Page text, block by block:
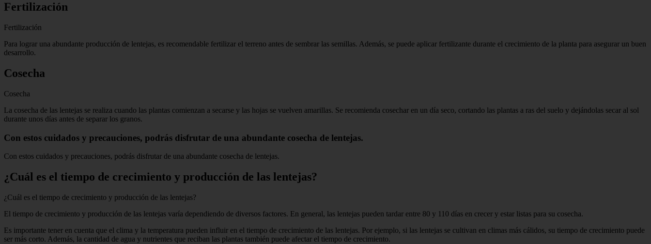
Fertilización
Fertilización
Para lograr una abundante producción de lentejas, es recomendable fertilizar el terreno antes de sembrar las semillas. Además, se puede aplicar fertilizante durante el crecimiento de la planta para asegurar un buen
desarrollo.
Cosecha
Cosecha
La cosecha de las lentejas se realiza cuando las plantas comienzan a secarse y las hojas se vuelven amarillas. Se recomienda cosechar en un día seco, cortando las plantas a ras del suelo y dejándolas secar al sol
durante unos días antes de separar los granos.
Con estos cuidados y precauciones, podrás disfrutar de una abundante cosecha de lentejas.
Con estos cuidados y precauciones, podrás disfrutar de una abundante cosecha de lentejas.
¿Cuál es el tiempo de crecimiento y producción de las lentejas?
¿Cuál es el tiempo de crecimiento y producción de las lentejas?
El tiempo de crecimiento y producción de las lentejas varía dependiendo de diversos factores. En general, las lentejas pueden tardar entre 80 y 110 días en crecer y estar listas para su cosecha.
Es importante tener en cuenta que el clima y la temperatura pueden influir en el tiempo de crecimiento de las lentejas. Por ejemplo, si las lentejas se cultivan en climas más cálidos, su tiempo de crecimiento puede
ser más corto. Además, la cantidad de agua y nutrientes que reciban las plantas también puede afectar el tiempo de crecimiento.